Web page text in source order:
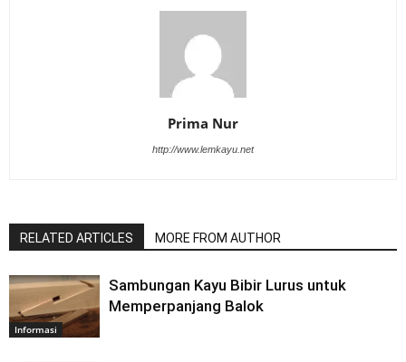
Prima Nur
http://www.lemkayu.net
RELATED ARTICLES MORE FROM AUTHOR
Informasi
Sambungan Kayu Bibir Lurus untuk
Memperpanjang Balok